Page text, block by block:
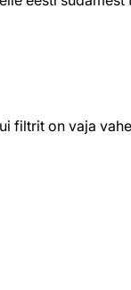
filtrit on vaja